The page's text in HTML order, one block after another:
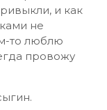
и как
не
то люблю
провожу